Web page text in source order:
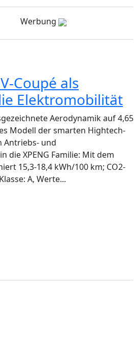
Werbung
Coupé als
Elektromobilität
Aerodynamik auf 4,65
Modell der smarten Hightech-
Antriebs- und
die XPENG Familie: Mit dem
15,3-18,4 kWh/100 km; CO2-
A, Werte...